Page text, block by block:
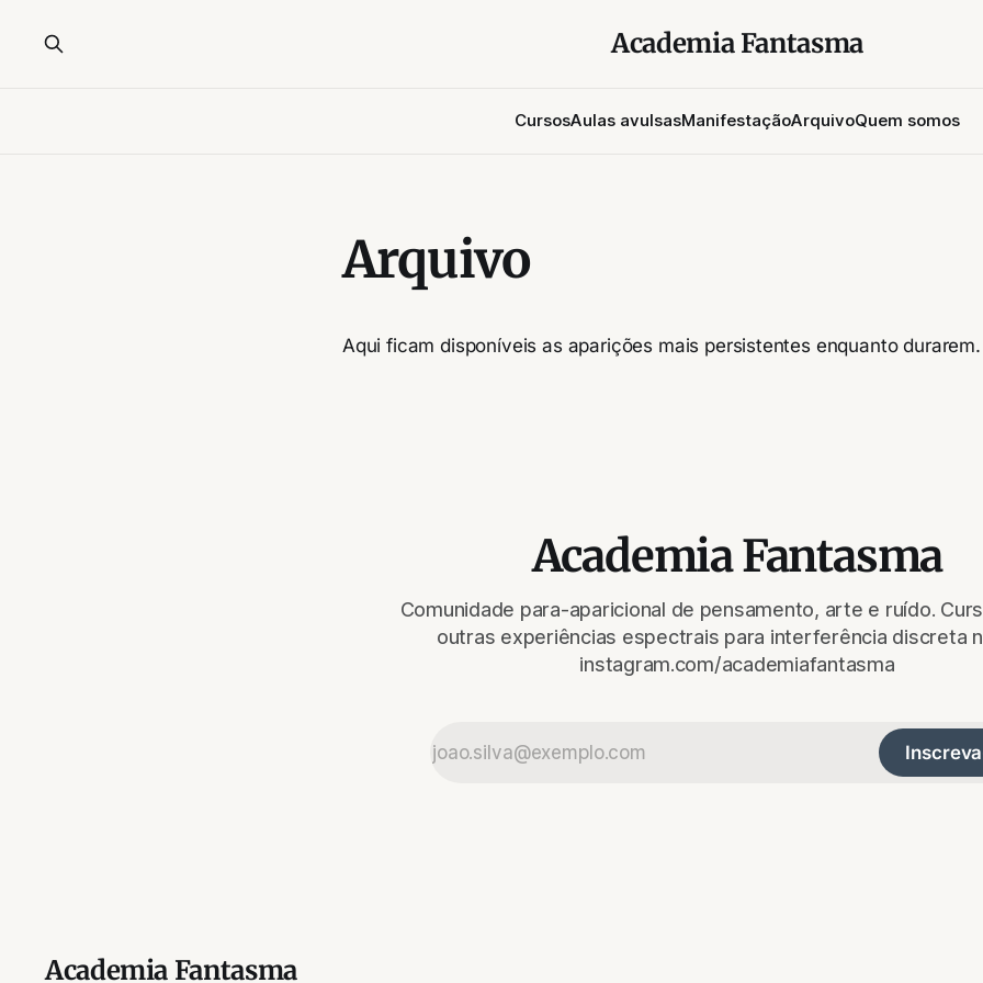
Academia Fantasma
CursosAulas avulsasManifestaçãoArquivoQuem somos
Arquivo
Aqui ficam disponíveis as aparições mais persistentes enquanto durarem.
Academia Fantasma
Comunidade para-aparicional de pensamento, arte e ruído.
outras experiências espectrais para interferência discreta
instagram.com/academiafantasma
Academia Fantasma